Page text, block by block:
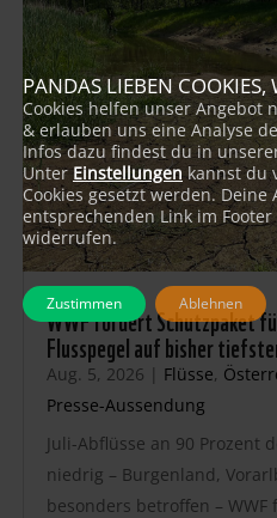
WWF fordert Schutzpaket
Flusspegel auf bisher
Aug. 5, 2026 | Flüsse,
Presse-Aussendung
Juli-Abflüsse an 90 Prozent
niedrig – Burgenland,
besonders betroffen –
PANDAS LIEBEN COOKIES,
Cookies helfen unser Angebot
& erlauben uns eine Analyse
Infos dazu findest du in
Unter Einstellungen kannst du
Cookies gesetzt werden.
entsprechenden Link im
widerrufen.
Zustimmen Ablehnen